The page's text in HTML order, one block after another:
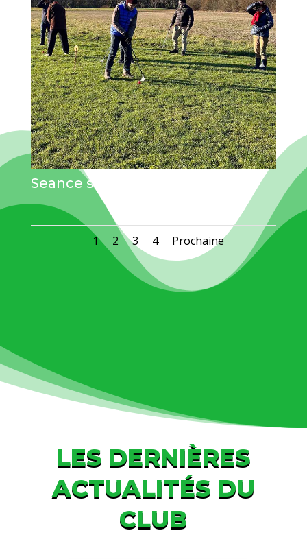
Seance swin golf-CRSM
1 2 3 4 Prochaine
LES DERNIÈRES
ACTUALITÉS DU
CLUB